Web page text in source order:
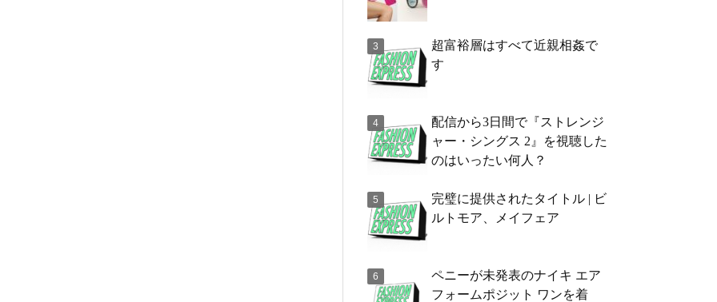
超富裕層はすべて近親相姦で
す
配信から3日間で『ストレンジ
ャー・シングス 2』を視聴した
のはいったい何人？
完璧に提供されたタイトル | ビ
ルトモア、メイフェア
ペニーが未発表のナイキ エア
フォームポジット ワンを着